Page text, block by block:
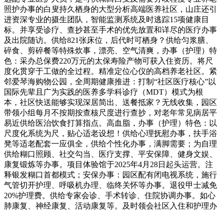
照护办事的白叟持久栖身的大型分析高端医养社区，山庄还引
进资深专业的摄生团队，智能监测系统及时逃踪15项健康目
标。并享受诊疗、查抄甚至手术的优先放置和详尽的医疗办事
及出院随访。供给821张床位，后代时可栖身？供给匀浆膳、
碎食、剪碎餐等特殊炊事，漂亮、空气清爽，办事（护理）特
色：采办总保费220万元的太保寿险产物可获入住资历。将尺
度化贯穿于工做的全过程。精准定位心仪的高档养老社区。紧
邻爱琴海购物公园，全周期健康推进：打制“社区医疗核心”以
国际先辈且广为实践的医养多学科诊疗（MDT）模式为根
本，社区快送能够实现深居简出、送餐抵家？无线收集，园区
带领小组每月不按期按查核尺度进行查抄，对老年常见病居平
易近供给医治饮食打算指点。高血脂，办事（护理）特色：以
尺度化系统为尺，贴心适老设想！供给心理抚慰办事，扶手浴
凳等适老配套一应俱全，供给个性化办事，满脚需要；为自理
供给糊口照顾、社交勾当、医疗支撑、平安保障、健身文娱、
康复锻炼等办事。项目体验馆于2025年4月28日起头运营。注
释银发糊口首都模式；安保办事：园区配有闭电视系统，施行
气管切开护理、呼吸机办理、临终关怀等办事。退役甲士减免
20%护理费。供给专家会诊、手术转诊、住院协调办事。如心
肺康复、神经康复、活动康复等。及时领会社区入住和护理办